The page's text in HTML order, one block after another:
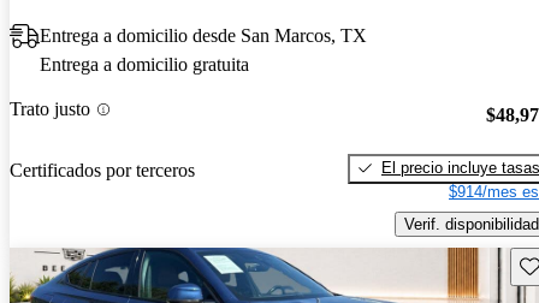
Entrega a domicilio desde San Marcos, TX
Entrega a domicilio gratuita
Trato justo
Certificados por terceros
El precio incluye tasas
$914/mes
Verif. disponibilidad